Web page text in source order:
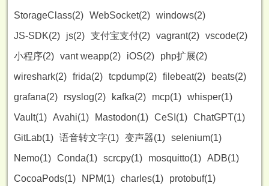
StorageClass(2) WebSocket(2) windows(2)
JS-SDK(2)
js(2) 支付宝支付(2) vagrant(2) vscode(2)
小程序(2) vant weapp(2) iOS(2)
php扩展(2)
wireshark(2) frida(2) tcpdump(2) filebeat(2)
beats(2)
grafana(2)
rsyslog(2) kafka(2) mcp(1) whisper(1)
Vault(1) Avahi(1) Mastodon(1) CeSI(1) ChatGPT(1)
GitLab(1) 语音转文字(1) 变声器(1) selenium(1)
Nemo(1) Conda(1) scrcpy(1) mosquitto(1) ADB(1)
CocoaPods(1)
NPM(1) charles(1)
protobuf(1)